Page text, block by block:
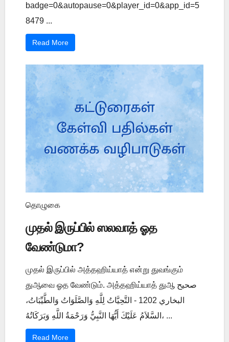
badge=0&autopause=0&player_id=0&app_id=5
8479 ...
Read More
தொழுகை
முதல் இருப்பில் ஸலவாத் ஓத
வேண்டுமா?
முதல் இருப்பில் அத்தஹிய்யாத் என்று துவங்கும்
துஆவை ஓத வேண்டும். அத்தஹிய்யாத் துஆ صحيح
البخاري 1202 - التَّحِيَّاتُ لِلَّهِ وَالصَّلَوَاتُ وَالطَّيِّبَاتُ،
السَّلاَمُ عَلَيْكَ أَيُّهَا النَّبِيُّ وَرَحْمَةُ اللَّهِ وَبَرَكَاتُهُ، ...
Read More